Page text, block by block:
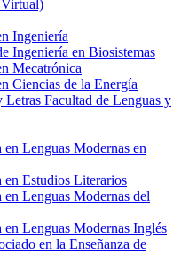
Ingeniería
Ingeniería en Biosistemas
Mecatrónica
Ciencias de la Energía
Facultad de Lenguas y
Lenguas Modernas en
en Estudios Literarios
Lenguas Modernas del
en Lenguas Modernas Inglés
en la Enseñanza de